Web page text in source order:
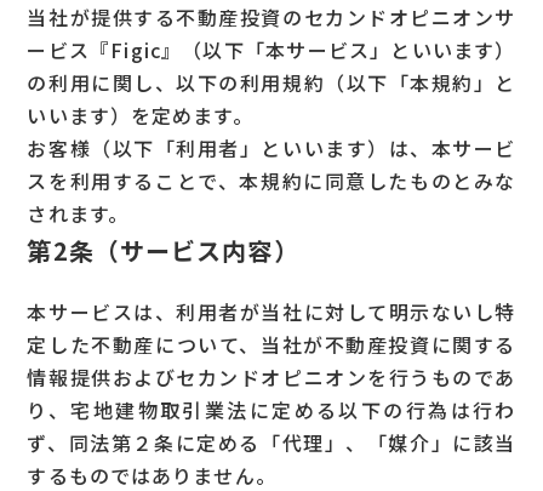
当社が提供する不動産投資のセカンドオピニオンサ
ービス『Figic』（以下「本サービス」といいます）
の利用に関し、以下の利用規約（以下「本規約」と
いいます）を定めます。
お客様（以下「利用者」といいます）は、本サービ
スを利用することで、本規約に同意したものとみな
されます。
第2条（サービス内容）
本サービスは、利用者が当社に対して明示ないし特
定した不動産について、当社が不動産投資に関する
情報提供およびセカンドオピニオンを行うものであ
り、宅地建物取引業法に定める以下の行為は行わ
ず、同法第２条に定める「代理」、「媒介」に該当
するものではありません。